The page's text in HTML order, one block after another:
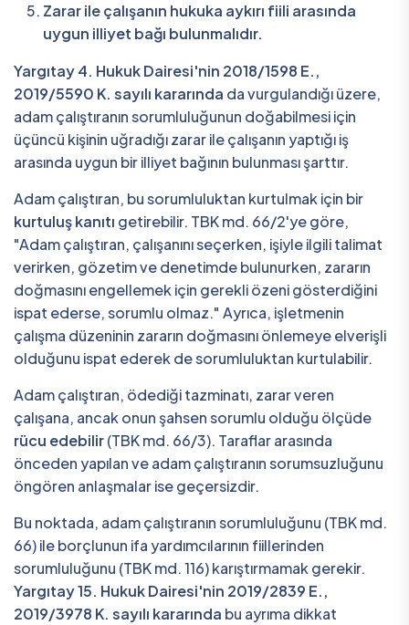
Zarar ile çalışanın hukuka aykırı fiili arasında
uygun illiyet bağı bulunmalıdır.
Yargıtay 4. Hukuk Dairesi'nin 2018/1598 E.,
2019/5590 K. sayılı kararında da vurgulandığı üzere,
adam çalıştıranın sorumluluğunun doğabilmesi için
üçüncü kişinin uğradığı zarar ile çalışanın yaptığı iş
arasında uygun bir illiyet bağının bulunması şarttır.
Adam çalıştıran, bu sorumluluktan kurtulmak için bir
kurtuluş kanıtı getirebilir. TBK md. 66/2'ye göre,
"Adam çalıştıran, çalışanını seçerken, işiyle ilgili talimat
verirken, gözetim ve denetimde bulunurken, zararın
doğmasını engellemek için gerekli özeni gösterdiğini
ispat ederse, sorumlu olmaz." Ayrıca, işletmenin
çalışma düzeninin zararın doğmasını önlemeye elverişli
olduğunu ispat ederek de sorumluluktan kurtulabilir.
Adam çalıştıran, ödediği tazminatı, zarar veren
çalışana, ancak onun şahsen sorumlu olduğu ölçüde
rücu edebilir(TBK md. 66/3). Taraflar arasında
önceden yapılan ve adam çalıştıranın sorumsuzluğunu
öngören anlaşmalar ise geçersizdir.
Bu noktada, adam çalıştıranın sorumluluğunu (TBK md.
66) ile borçlunun ifa yardımcılarının fiillerinden
sorumluluğunu (TBK md. 116) karıştırmamak gerekir.
Yargıtay 15. Hukuk Dairesi'nin 2019/2839 E.,
2019/3978 K. sayılı kararında bu ayrıma dikkat